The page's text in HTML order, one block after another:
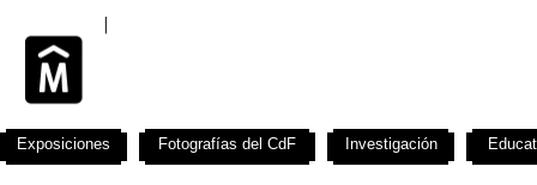
Exposiciones Fotografías del CdF Investigación